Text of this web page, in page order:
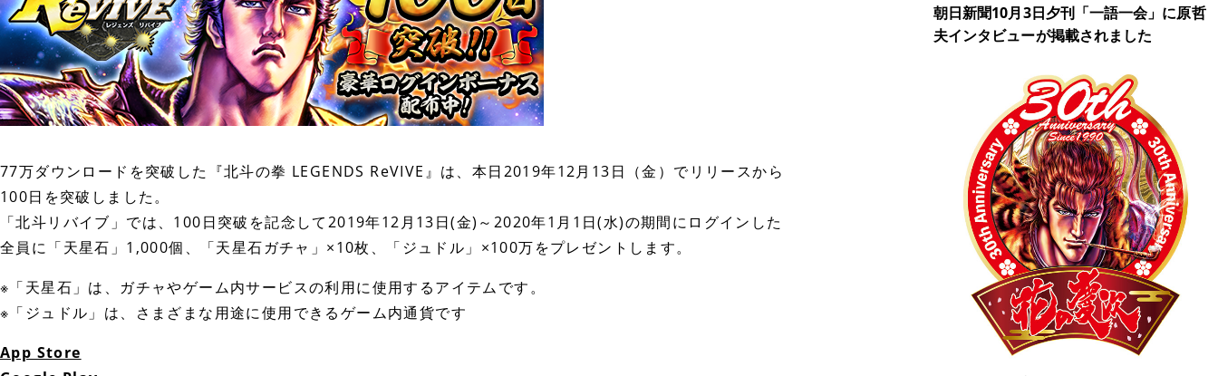
77万ダウンロードを突破した『北斗の拳 LEGENDS ReVIVE』は、本日2019年12月13日（金）でリリースから
100日を突破しました。
「北斗リバイブ」では、100日突破を記念して2019年12月13日(金)～2020年1月1日(水)の期間にログインした
全員に「天星石」1,000個、「天星石ガチャ」×10枚、「ジュドル」×100万をプレゼントします。
※「天星石」は、ガチャやゲーム内サービスの利用に使用するアイテムです。
※「ジュドル」は、さまざまな用途に使用できるゲーム内通貨です
App Store
朝日新聞10月3日夕刊「一語一会」に原哲
夫インタビューが掲載されました